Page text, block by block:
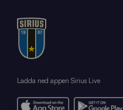
Ladda ned appen Sirius Live